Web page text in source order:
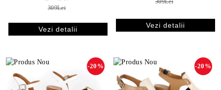
309Lei
Vezi detalii
309Lei
Vezi detalii
-20% -20%